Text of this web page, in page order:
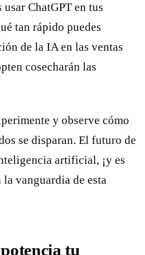
ChatGPT en tus
tan rápido puedes
de la IA en las ventas
cosecharán las
y observe cómo
se disparan. El futuro de
artificial, ¡y es
vanguardia de esta
tu